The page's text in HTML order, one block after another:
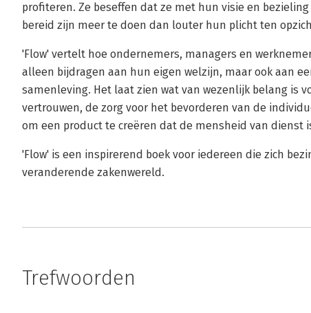
profiteren. Ze beseffen dat ze met hun visie en
bereid zijn meer te doen dan louter hun plicht ten
'Flow' vertelt hoe ondernemers, managers en
alleen bijdragen aan hun eigen welzijn, maar ook aan
samenleving. Het laat zien wat van wezenlijk belang is
vertrouwen, de zorg voor het bevorderen van de
om een product te creëren dat de mensheid van dienst
'Flow' is een inspirerend boek voor iedereen die zich
veranderende zakenwereld.
Trefwoorden